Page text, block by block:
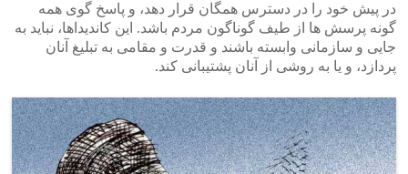
در پیش خود را در دسترس همگان قرار دهد، و پاسخ گوی همه
گونه پرسش ها از طیف گوناگون مردم باشد. این کاندیداها، نباید به
جایی و سازمانی وابسته باشند و قدرت و مقامی به تبلیغ آنان
پردازد، و یا به روشی از آنان پشتیبانی کند.